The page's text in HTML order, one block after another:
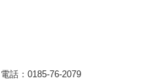
話：0185-76-2079